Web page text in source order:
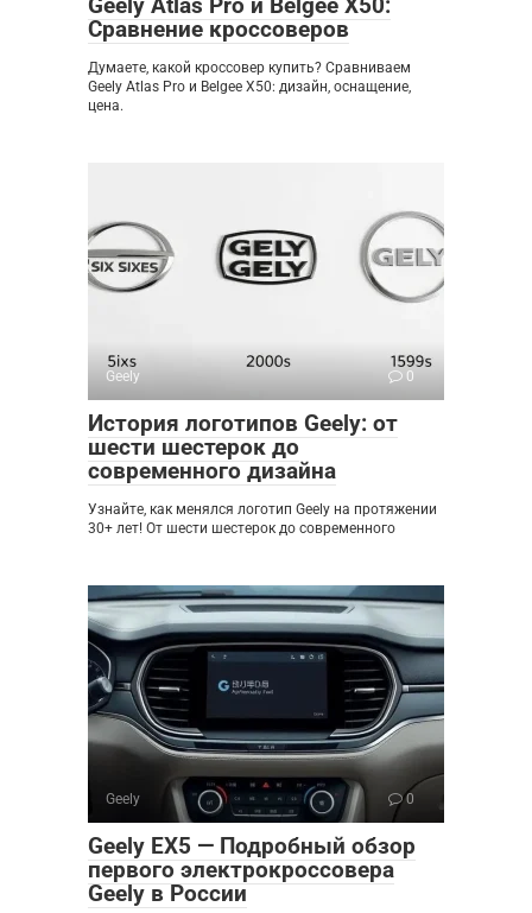
Сравнение кроссоверов
Думаете, какой кроссовер купить? Сравниваем
Geely Atlas Pro и Belgee X50: дизайн, оснащение,
цена.
Geely 0
История логотипов Geely: от
шести шестерок до
современного дизайна
Узнайте, как менялся логотип Geely на протяжении
30+ лет! От шести шестерок до современного
Geely 0
Geely EX5 — Подробный обзор
первого электрокроссовера
Geely в России